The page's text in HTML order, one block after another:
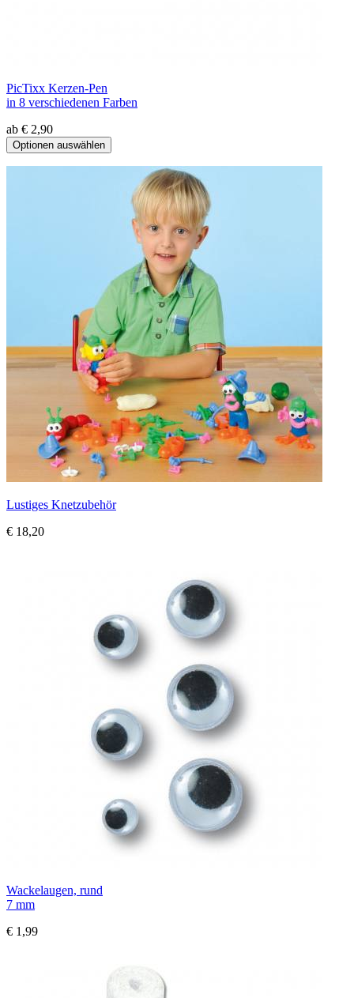
PicTixx Kerzen-Pen
in 8 verschiedenen Farben
ab € 2,90
Lustiges Knetzubehör
€ 18,20
Wackelaugen, rund
7 mm
€ 1,99